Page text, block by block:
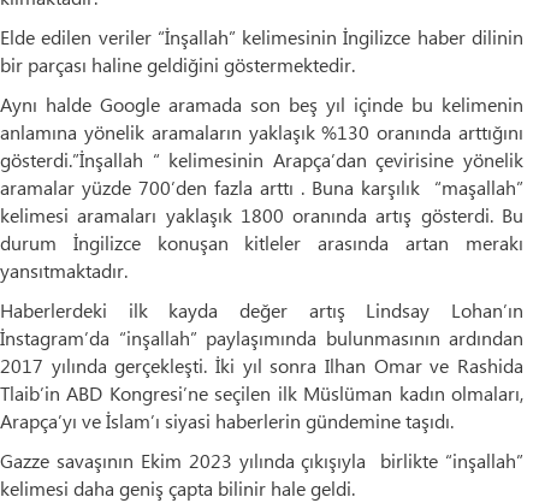
Elde edilen veriler “İnşallah” kelimesinin İngilizce haber dilinin
bir parçası haline geldiğini göstermektedir.
Aynı halde Google aramada son beş yıl içinde bu kelimenin
anlamına yönelik aramaların yaklaşık %130 oranında arttığını
gösterdi.”İnşallah “ kelimesinin Arapça’dan çevirisine yönelik
aramalar yüzde 700’den fazla arttı . Buna karşılık “maşallah”
kelimesi aramaları yaklaşık 1800 oranında artış gösterdi. Bu
durum İngilizce konuşan kitleler arasında artan merakı
yansıtmaktadır.
Haberlerdeki ilk kayda değer artış Lindsay Lohan’ın
İnstagram’da “inşallah” paylaşımında bulunmasının ardından
2017 yılında gerçekleşti. İki yıl sonra Ilhan Omar ve Rashida
Tlaib’in ABD Kongresi’ne seçilen ilk Müslüman kadın olmaları,
Arapça’yı ve İslam’ı siyasi haberlerin gündemine taşıdı.
Gazze savaşının Ekim 2023 yılında çıkışıyla birlikte “inşallah”
kelimesi daha geniş çapta bilinir hale geldi.